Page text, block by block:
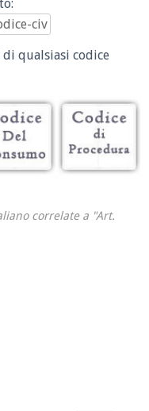
qualsiasi codice
correlate a "Art.